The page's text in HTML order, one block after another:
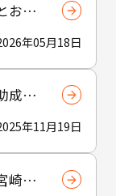
お考
大年05月18日
成金
年11月19日
崎市